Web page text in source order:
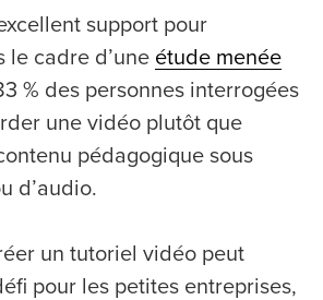
support pour
le cadre d’une étude menée
% des personnes interrogées
une vidéo plutôt que
pédagogique sous
d’audio.
un tutoriel vidéo peut
pour les petites entreprises,